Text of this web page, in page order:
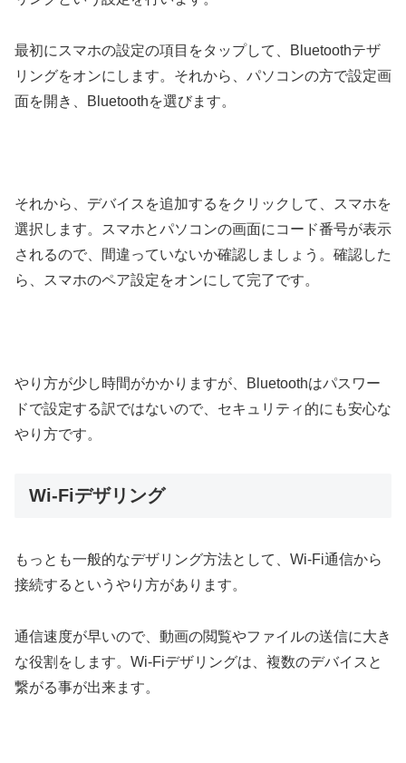
最初にスマホの設定の項目をタップして、Bluetoothテザ
リングをオンにします。それから、パソコンの方で設定画
面を開き、Bluetoothを選びます。
それから、デバイスを追加するをクリックして、スマホを
選択します。スマホとパソコンの画面にコード番号が表示
されるので、間違っていないか確認しましょう。確認した
ら、スマホのペア設定をオンにして完了です。
やり方が少し時間がかかりますが、Bluetoothはパスワー
ドで設定する訳ではないので、セキュリティ的にも安心な
やり方です。
Wi-Fiデザリング
もっとも一般的なデザリング方法として、Wi-Fi通信から
接続するというやり方があります。
通信速度が早いので、動画の閲覧やファイルの送信に大き
な役割をします。Wi-Fiデザリングは、複数のデバイスと
繋がる事が出来ます。